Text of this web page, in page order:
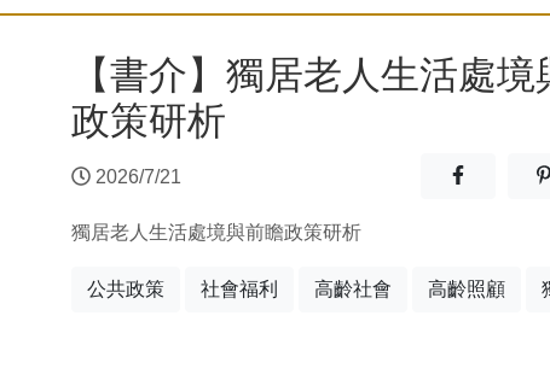
【書介】獨居老人生活處境
政策研析
2026/7/21 分享至
獨居老人生活處境與前瞻政策研析
公共政策 社會福利 高齡社會 高齡照顧